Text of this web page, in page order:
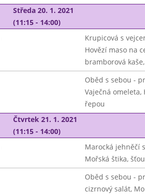
Středa 20. 1. 2021
(11:15 - 14:00)
Krupicová s
Hovězí maso na
bramborová
Oběd s sebou -
Vaječná omeleta,
řepou
Čtvrtek 21. 1. 2021
(11:15 - 14:00)
Marocká jehněčí
Mořská štika,
Oběd s sebou -
cizrnový salát,